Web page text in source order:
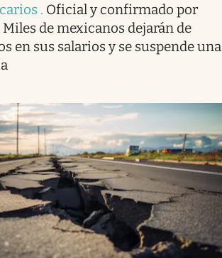
. Oficial y confirmado por
de mexicanos dejarán de
en sus salarios y se suspende una